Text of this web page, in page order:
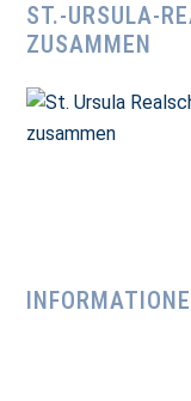
ST.-URSULA-
ZUSAMMEN